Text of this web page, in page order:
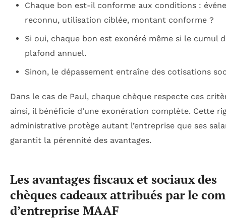
Chaque bon est-il conforme aux conditions :
reconnu, utilisation ciblée, montant conforme ?
Si oui, chaque bon est exonéré même si le cumul
plafond annuel.
Sinon, le dépassement entraîne des cotisations
Dans le cas de Paul, chaque chèque respecte ces
ainsi, il bénéficie d’une exonération complète. Cette
administrative protège autant l’entreprise que ses
garantit la pérennité des avantages.
Les avantages fiscaux et sociaux des
chèques cadeaux attribués par le
d’entreprise MAAF